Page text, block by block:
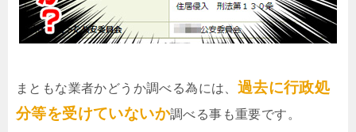
まともな業者かどうか調べる為には、 過去に行政処
分等を受けていないか調べる事も重要です。